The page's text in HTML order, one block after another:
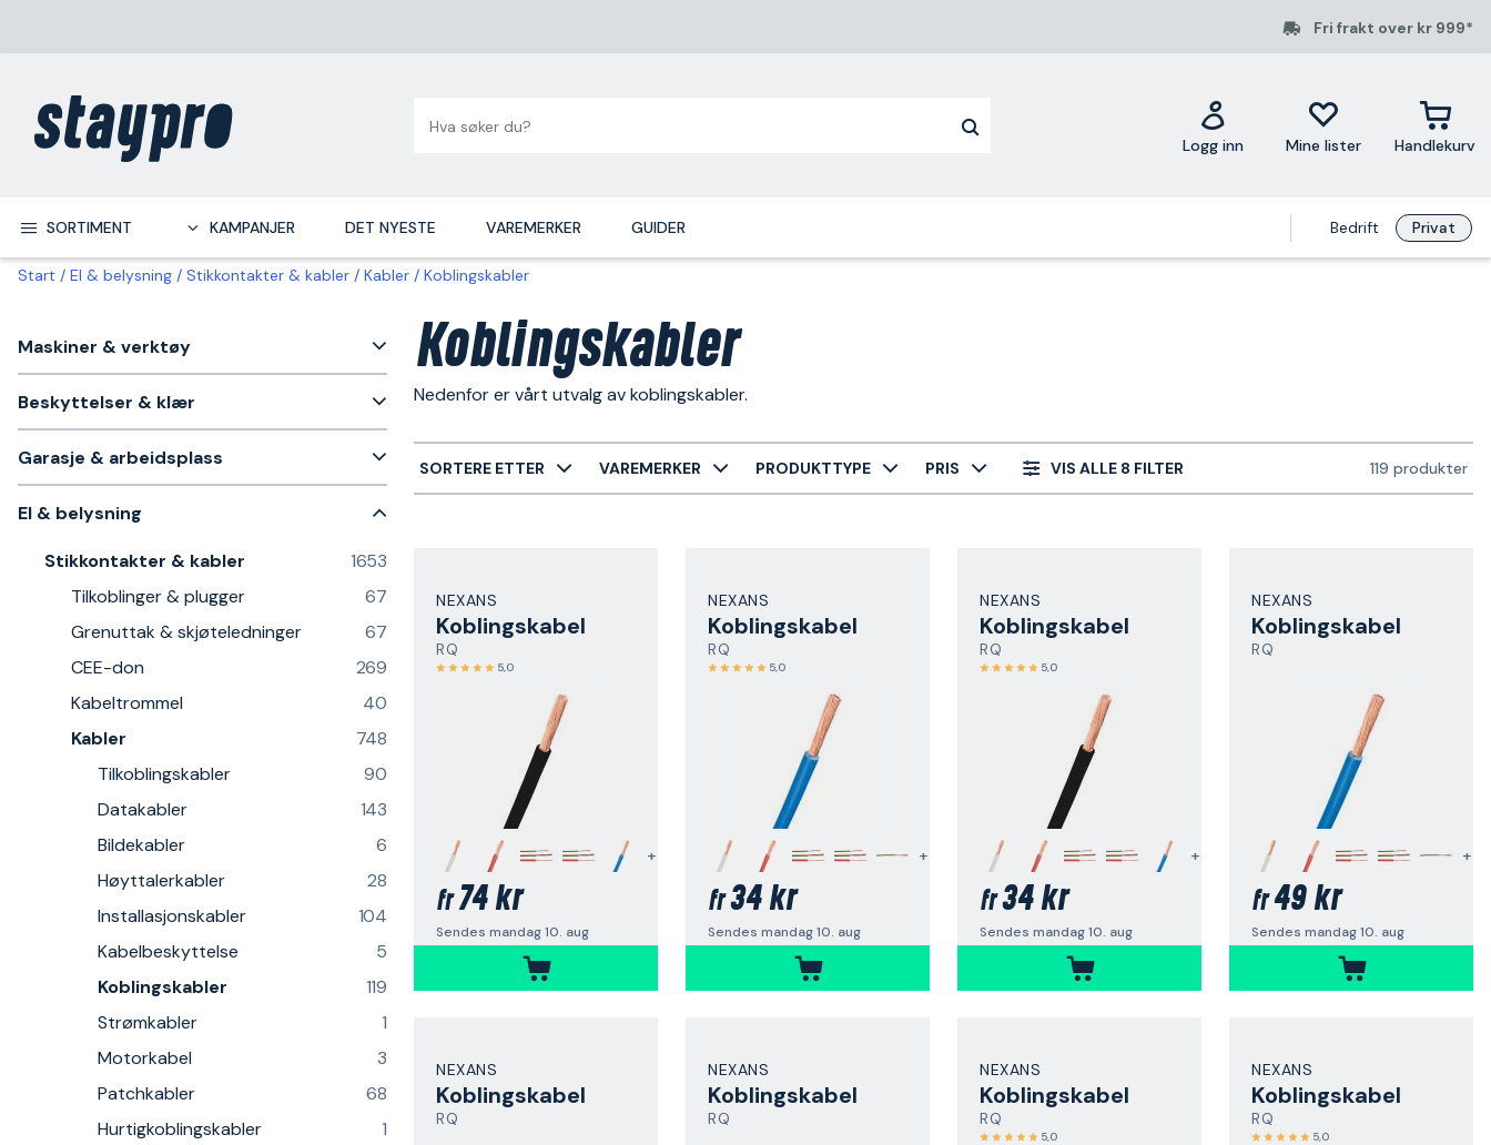
Fri frakt over kr 999*
Logg inn Mine lister Handlekurv
SORTIMENT KAMPANJER DET NYESTE VAREMERKER GUIDER Bedrift Privat
Start El & belysning Stikkontakter & kabler Kabler Koblingskabler
Maskiner & verktøy
Beskyttelser & klær
Garasje & arbeidsplass
El & belysning
Stikkontakter & kabler
1653
Tilkoblinger & plugger
67
Grenuttak & skjøteledninger
67
CEE-don
269
Kabeltrommel
40
Kabler
748
Tilkoblingskabler
90
Datakabler
143
Bildekabler
6
Høyttalerkabler
28
Installasjonskabler
104
Kabelbeskyttelse
5
Koblingskabler
119
Strømkabler
1
Motorkabel
3
Patchkabler
68
Hurtigkoblingskabler
1
Koblingskabler
Nedenfor er vårt utvalg av koblingskabler.
SORTERE ETTER VAREMERKER PRODUKTTYPE PRIS VIS ALLE 8 FILTER 119 produkter
NEXANS
Koblingskabel
RQ
5,0
+
fr74 kr
Sendes mandag 10. aug
NEXANS
Koblingskabel
RQ
5,0
+
fr34 kr
Sendes mandag 10. aug
NEXANS
Koblingskabel
RQ
5,0
+
fr34 kr
Sendes mandag 10. aug
NEXANS
Koblingskabel
RQ
+
fr49 kr
Sendes mandag 10. aug
NEXANS
Koblingskabel
RQ
NEXANS
Koblingskabel
RQ
NEXANS
Koblingskabel
RQ
5,0
NEXANS
Koblingskabel
RQ
5,0